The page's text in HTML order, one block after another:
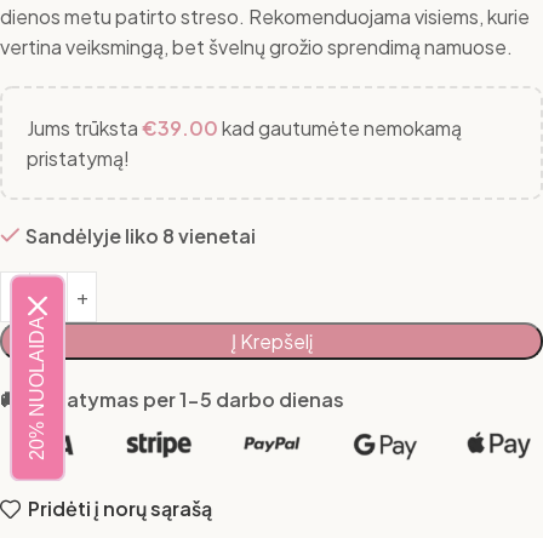
dienos metu patirto streso. Rekomenduojama visiems, kurie
vertina veiksmingą, bet švelnų grožio sprendimą namuose.
Jums trūksta€39.00kad gautumėte nemokamą
pristatymą!
Sandėlyje liko 8 vienetai
Į Krepšelį
🚚 Pristatymas per 1-5 darbo dienas
Pridėti į norų sąrašą
20% NUOLAIDA